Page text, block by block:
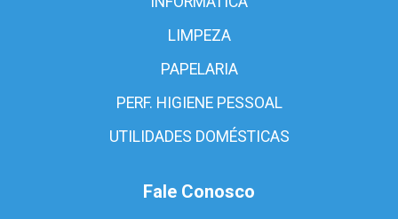
LIMPEZA
PAPELARIA
PERF. HIGIENE PESSOAL
UTILIDADES DOMÉSTICAS
Fale Conosco